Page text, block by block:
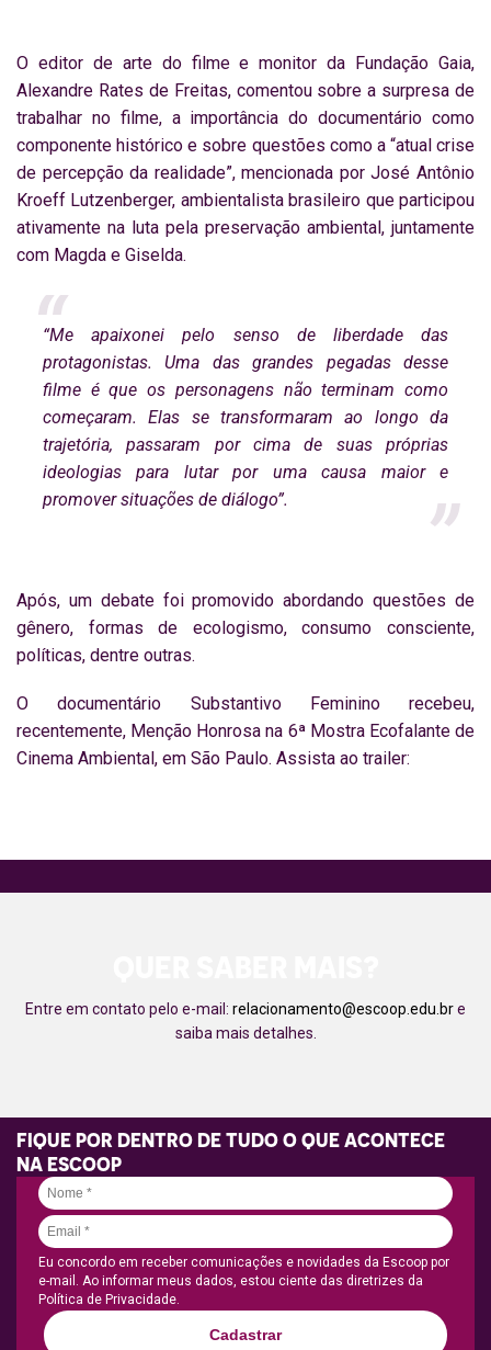
O editor de arte do filme e monitor da Fundação Gaia,
Alexandre Rates de Freitas, comentou sobre a surpresa de
trabalhar no filme, a importância do documentário como
componente histórico e sobre questões como a “atual crise
de percepção da realidade”, mencionada por José Antônio
Kroeff Lutzenberger, ambientalista brasileiro que participou
ativamente na luta pela preservação ambiental, juntamente
com Magda e Giselda.
“Me apaixonei pelo senso de liberdade das
protagonistas. Uma das grandes pegadas desse
filme é que os personagens não terminam como
começaram. Elas se transformaram ao longo da
trajetória, passaram por cima de suas próprias
ideologias para lutar por uma causa maior e
promover situações de diálogo”.
Após, um debate foi promovido abordando questões de
gênero, formas de ecologismo, consumo consciente,
políticas, dentre outras.
O documentário Substantivo Feminino recebeu,
recentemente, Menção Honrosa na 6ª Mostra Ecofalante de
Cinema Ambiental, em São Paulo. Assista ao trailer:
Entre em contato pelo e-mail: relacionamento@escoop.edu.bre
saiba mais detalhes.
FIQUE POR DENTRO DE TUDO O QUE ACONTECE
NA ESCOOP
Eu concordo em receber comunicações e novidades da Escoop por
e-mail. Ao informar meus dados, estou ciente das diretrizes da
Política de Privacidade.
Cadastrar